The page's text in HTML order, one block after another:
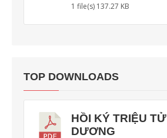
1 file(s) 137.27 KB
TOP DOWNLOADS
HỒI KÝ TRIỆU TỬ
DƯƠNG